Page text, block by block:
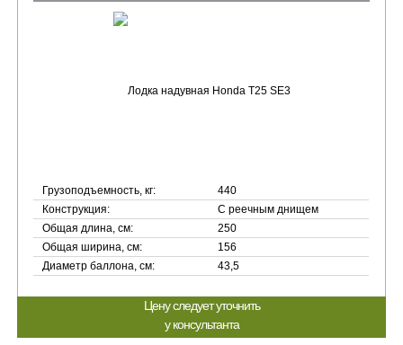
Грузоподъемность, кг:
440
Конструкция:
С реечным днищем
Общая длина, см:
250
Общая ширина, см:
156
Диаметр баллона, см:
43,5
Цену следует уточнить
у консультанта